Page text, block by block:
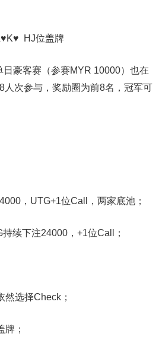
HJ位盖牌
日豪客赛（参赛MYR 10000）也在
人次参与，奖励圈为前8名，冠军可
，UTG+1位Call，两家底池；
续下注24000，+1位Call；
选择Check；
；